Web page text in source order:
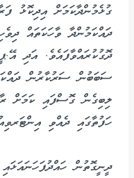
ގުޅެމުންދާކަމަށް އިދިކޮޅު
ދައްކަމުންދާ ވާހަކަތައް
ދޮގުކުރައްވާފައެވެ. އަދި
ސަބަބުން ސަރުކާރުން
ލިބިގެން ގޮސްފައި ކަމަށް
ހަފުތާގައި ދެއްވި
ދީނީގޮތުން